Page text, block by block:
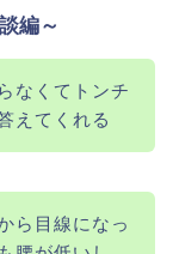
編～
なくてトンチ
えてくれる
ら目線になっ